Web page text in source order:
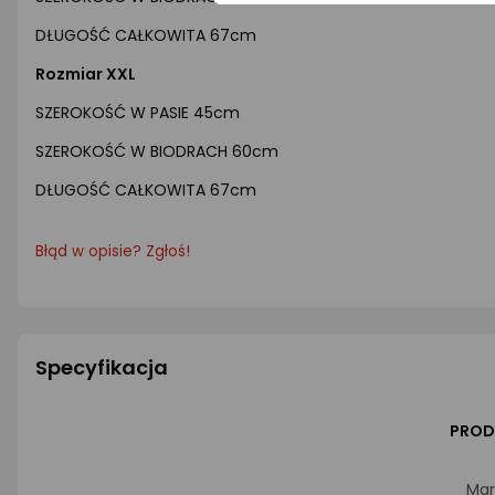
DŁUGOŚĆ CAŁKOWITA 67cm
Rozmiar XXL
SZEROKOŚĆ W PASIE 45cm
SZEROKOŚĆ W BIODRACH 60cm
DŁUGOŚĆ CAŁKOWITA 67cm
Błąd w opisie? Zgłoś!
Specyfikacja